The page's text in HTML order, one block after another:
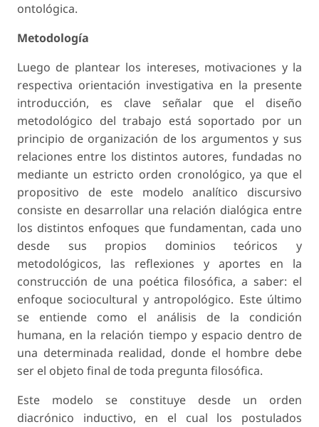
ontológica.
Metodología
Luego de plantear los intereses, motivaciones y la
respectiva orientación investigativa en la presente
introducción, es clave señalar que el diseño
metodológico del trabajo está soportado por un
principio de organización de los argumentos y sus
relaciones entre los distintos autores, fundadas no
mediante un estricto orden cronológico, ya que el
propositivo de este modelo analítico discursivo
consiste en desarrollar una relación dialógica entre
los distintos enfoques que fundamentan, cada uno
desde sus propios dominios teóricos y
metodológicos, las reflexiones y aportes en la
construcción de una poética filosófica, a saber: el
enfoque sociocultural y antropológico. Este último
se entiende como el análisis de la condición
humana, en la relación tiempo y espacio dentro de
una determinada realidad, donde el hombre debe
ser el objeto final de toda pregunta filosófica.
Este modelo se constituye desde un orden
diacrónico inductivo, en el cual los postulados